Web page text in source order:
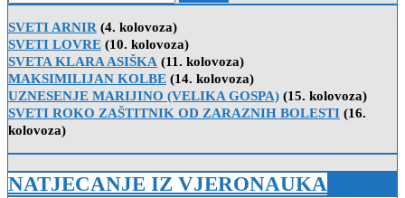
for:
SVETI ARNIR (4. kolovoza)
SVETI LOVRE (10. kolovoza)
SVETA KLARA ASIŠKA (11. kolovoza)
MAKSIMILIJAN KOLBE (14. kolovoza)
UZNESENJE MARIJINO (VELIKA GOSPA) (15. kolovoza)
SVETI ROKO ZAŠTITNIK OD ZARAZNIH BOLESTI (16.
kolovoza)
NATJECANJE IZ VJERONAUKA